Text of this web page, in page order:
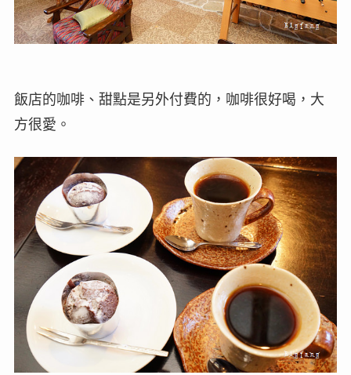
飯店的咖啡、甜點是另外付費的，咖啡很好喝，大
方很愛。